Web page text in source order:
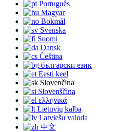
Português
Magyar
Bokmål
Svenska
Suomi
Dansk
Čeština
български език
Eesti keel
Slovenčina
Slovenščina
ελληνικά
Lietuvių kalba
Latviešu valoda
中文